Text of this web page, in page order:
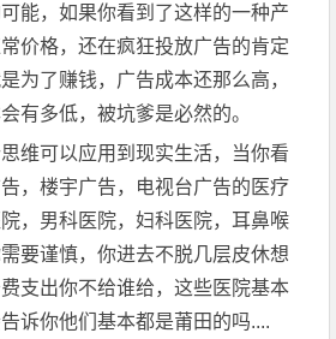
能，如果你看到了这样的一种产
价格，还在疯狂投放广告的肯定
为了赚钱，广告成本还那么高，
有多低，被坑爹是必然的。
维可以应用到现实生活，当你看
，楼宇广告，电视台广告的医疗
，男科医院，妇科医院，耳鼻喉
要谨慎，你进去不脱几层皮休想
支出你不给谁给，这些医院基本
诉你他们基本都是莆田的吗....